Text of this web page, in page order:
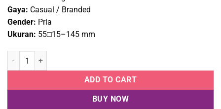
Gaya: Casual / Branded
Gender: Pria
Ukuran: 55□15–145 mm
Frame Kacamata Pria Branded TMatsuda TM 2253 C101 quantity
ADD TO CART
BUY NOW